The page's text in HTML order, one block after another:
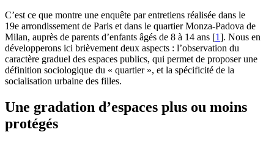
C’est ce que montre une enquête par entretiens réalisée dans le
19e arrondissement de Paris et dans le quartier Monza-Padova de
Milan, auprès de parents d’enfants âgés de 8 à 14 ans [1]. Nous en
développerons ici brièvement deux aspects : l’observation du
caractère graduel des espaces publics, qui permet de proposer une
définition sociologique du « quartier », et la spécificité de la
socialisation urbaine des filles.
Une gradation d’espaces plus ou moins
protégés